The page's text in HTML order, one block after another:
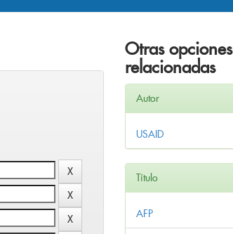
Otras opciones
relacionadas
Autor
USAID
Título
AFP